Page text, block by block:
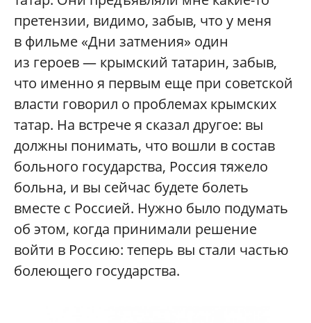
претензии, видимо, забыв, что у меня
в фильме «Дни затмения» один
из героев — крымский татарин, забыв,
что именно я первым еще при советской
власти говорил о проблемах крымских
татар. На встрече я сказал другое: вы
должны понимать, что вошли в состав
больного государства, Россия тяжело
больна, и вы сейчас будете болеть
вместе с Россией. Нужно было подумать
об этом, когда принимали решение
войти в Россию: теперь вы стали частью
болеющего государства.